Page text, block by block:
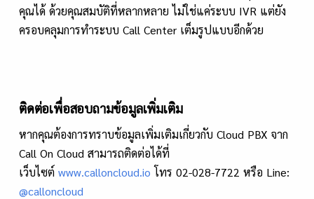
คุณได้ ด้วยคุณสมบัติที่หลากหลาย ไม่ใช่แค่ระบบ IVR แต่ยัง
ครอบคลุมการทำระบบ Call Center เต็มรูปแบบอีกด้วย
ติดต่อเพื่อสอบถามข้อมูลเพิ่มเติม
หากคุณต้องการทราบข้อมูลเพิ่มเติมเกี่ยวกับ Cloud PBX จาก
Call On Cloud สามารถติดต่อได้ที่
เว็บไซต์ www.calloncloud.io โทร 02-028-7722 หรือ Line:
@calloncloud